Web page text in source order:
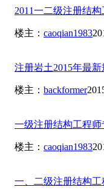
2011一二级注册结
楼主： caoqian1983
注册岩土2015年最
楼主： backformer
一级注册结构工程
楼主： caoqian1983
一、二级注册结构